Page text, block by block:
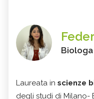
Laureata in scienze
degli studi di